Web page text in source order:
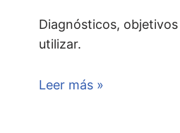
Diagnósticos,
utilizar.
Leer más »